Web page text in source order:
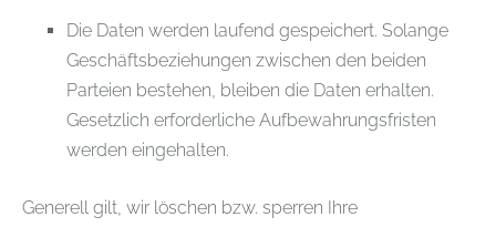
Die Daten werden laufend gespeichert. Solange
Geschäftsbeziehungen zwischen den beiden
Parteien bestehen, bleiben die Daten erhalten.
Gesetzlich erforderliche Aufbewahrungsfristen
werden eingehalten.
Generell gilt, wir löschen bzw. sperren Ihre